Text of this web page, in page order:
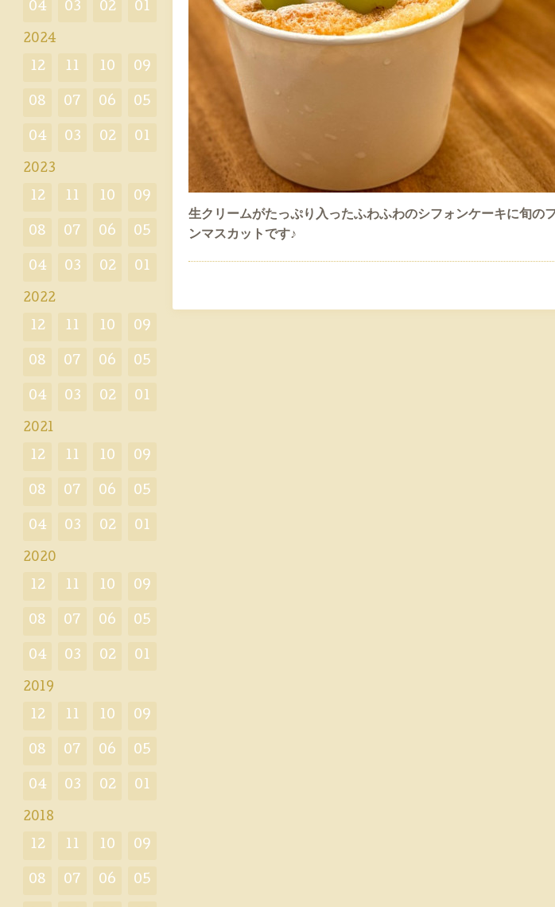
生クリームがたっぷり入ったふわふわのシフォンケーキに旬の
ンマスカットです♪
04 03 02 01
2024
12 11 10 09
08 07 06 05
04 03 02 01
2023
12 11 10 09
08 07 06 05
04 03 02 01
2022
12 11 10 09
08 07 06 05
04 03 02 01
2021
12 11 10 09
08 07 06 05
04 03 02 01
2020
12 11 10 09
08 07 06 05
04 03 02 01
2019
12 11 10 09
08 07 06 05
04 03 02 01
2018
12 11 10 09
08 07 06 05